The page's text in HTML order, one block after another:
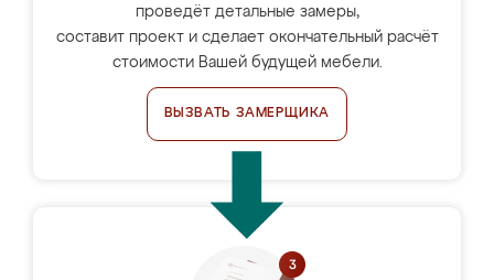
проведёт детальные замеры,
составит проект и сделает окончательный расчёт
стоимости Вашей будущей мебели.
ВЫЗВАТЬ ЗАМЕРЩИКА